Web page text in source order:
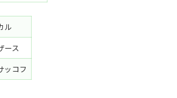
ル
ース
ッコフ